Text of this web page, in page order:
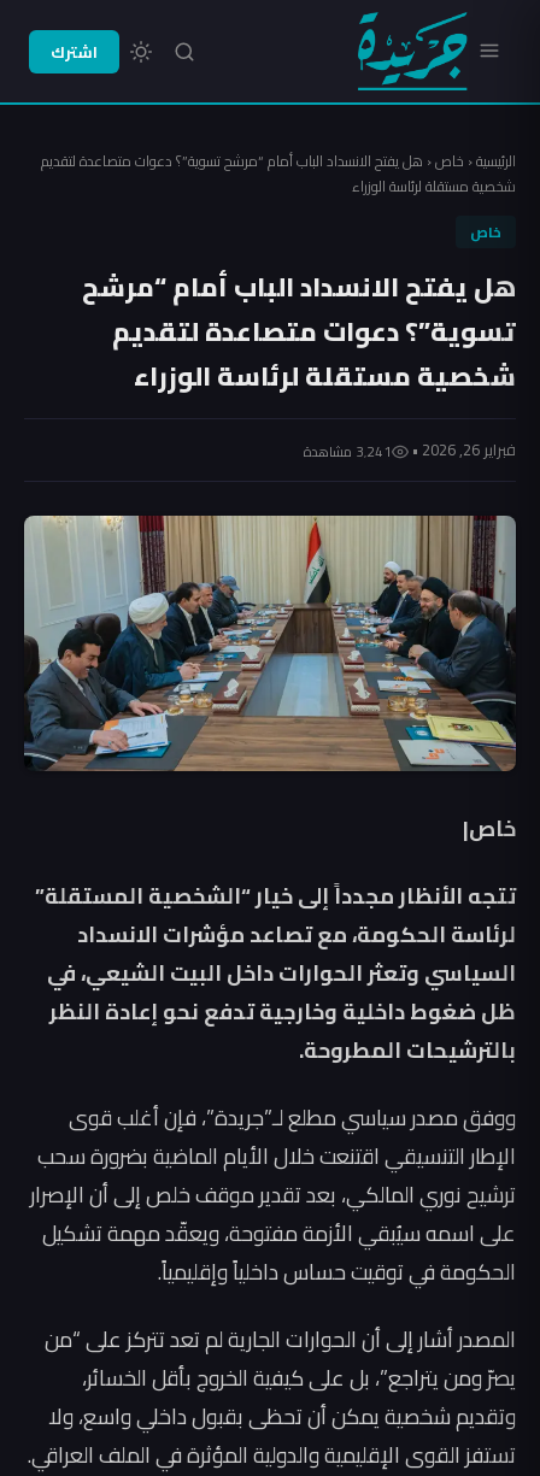
اشترك
الرئيسية‹ خاص‹ هل يفتح الانسداد الباب أمام “مرشح تسوية”؟ دعوات متصاعدة لتقديم
شخصية مستقلة لرئاسة الوزراء
خاص
هل يفتح الانسداد الباب أمام “مرشح
تسوية”؟ دعوات متصاعدة لتقديم
شخصية مستقلة لرئاسة الوزراء
فبراير 26, 2026 • 3٬241 مشاهدة
خاص|
تتجه الأنظار مجدداً إلى خيار “الشخصية المستقلة”
لرئاسة الحكومة، مع تصاعد مؤشرات الانسداد
السياسي وتعثر الحوارات داخل البيت الشيعي، في
ظل ضغوط داخلية وخارجية تدفع نحو إعادة النظر
بالترشيحات المطروحة.
ووفق مصدر سياسي مطلع لـ”جريدة”، فإن أغلب قوى
الإطار التنسيقي اقتنعت خلال الأيام الماضية بضرورة سحب
ترشيح نوري المالكي، بعد تقدير موقف خلص إلى أن الإصرار
على اسمه سيُبقي الأزمة مفتوحة، ويعقّد مهمة تشكيل
الحكومة في توقيت حساس داخلياً وإقليمياً.
المصدر أشار إلى أن الحوارات الجارية لم تعد تتركز على “من
يصرّ ومن يتراجع”، بل على كيفية الخروج بأقل الخسائر،
وتقديم شخصية يمكن أن تحظى بقبول داخلي واسع، ولا
تستفز القوى الإقليمية والدولية المؤثرة في الملف العراقي.